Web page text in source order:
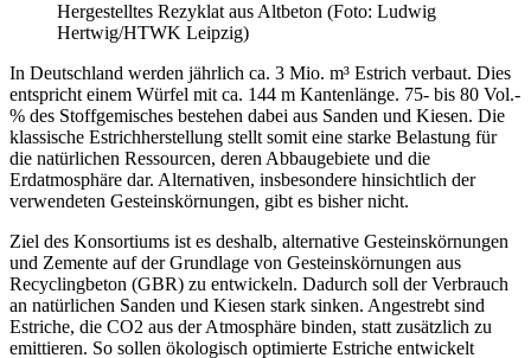
Hergestelltes Rezyklat aus Altbeton (Foto: Ludwig
Hertwig/HTWK Leipzig)
In Deutschland werden jährlich ca. 3 Mio. m³ Estrich verbaut. Dies
entspricht einem Würfel mit ca. 144 m Kantenlänge. 75- bis 80 Vol.-
% des Stoffgemisches bestehen dabei aus Sanden und Kiesen. Die
klassische Estrichherstellung stellt somit eine starke Belastung für
die natürlichen Ressourcen, deren Abbaugebiete und die
Erdatmosphäre dar. Alternativen, insbesondere hinsichtlich der
verwendeten Gesteinskörnungen, gibt es bisher nicht.
Ziel des Konsortiums ist es deshalb, alternative Gesteinskörnungen
und Zemente auf der Grundlage von Gesteinskörnungen aus
Recyclingbeton (GBR) zu entwickeln. Dadurch soll der Verbrauch
an natürlichen Sanden und Kiesen stark sinken. Angestrebt sind
Estriche, die CO2 aus der Atmosphäre binden, statt zusätzlich zu
emittieren. So sollen ökologisch optimierte Estriche entwickelt